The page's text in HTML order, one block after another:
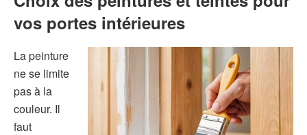
vos portes intérieures
La peinture
ne se limite
pas à la
couleur. Il
faut